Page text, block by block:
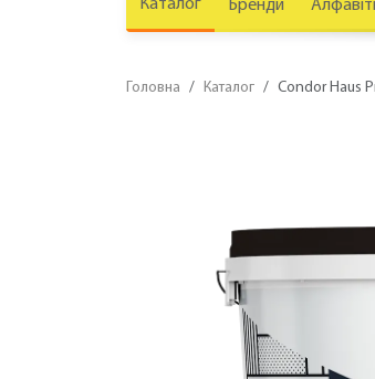
Каталог Бренди
Головна Каталог Condor Haus